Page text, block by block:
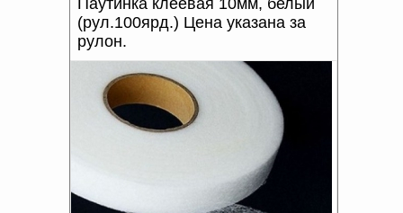
Паутинка клеевая 10мм, белый
(рул.100ярд.) Цена указана за
рулон.